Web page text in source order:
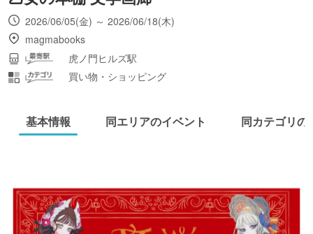
2026/06/05(金) ～ 2026/06/18(木)
magmabooks
虎ノ門ヒルズ駅
買い物・ショッピング
基本情報 同エリアのイベント 同カテゴリの